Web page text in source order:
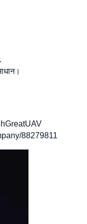
88279811